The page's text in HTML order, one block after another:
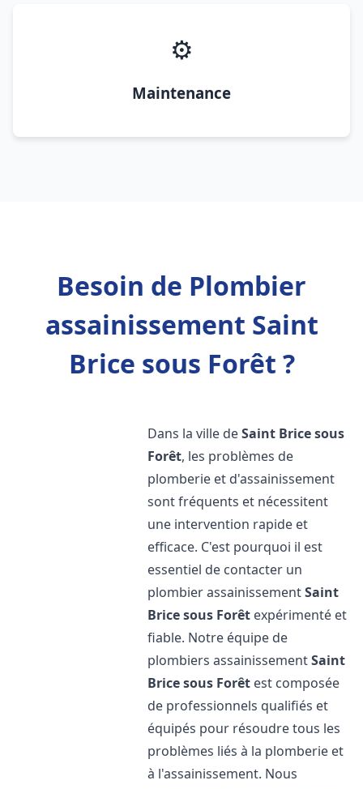
⚙️
Maintenance
Besoin de Plombier
assainissement Saint
Brice sous Forêt ?
Dans la ville deSaint Brice sous
Forêt, les problèmes de
plomberie et d'assainissement
sont fréquents et nécessitent
une intervention rapide et
efficace. C'est pourquoi il est
essentiel de contacter un
plombier assainissementSaint
Brice sous Forêt expérimenté et
fiable. Notre équipe de
plombiers assainissementSaint
Brice sous Forêt est composée
de professionnels qualifiés et
équipés pour résoudre tous les
problèmes liés à la plomberie et
à l'assainissement. Nous